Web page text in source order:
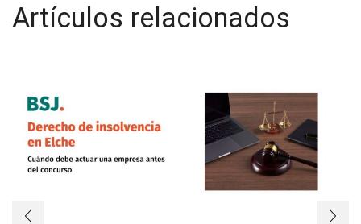
Artículos relacionados